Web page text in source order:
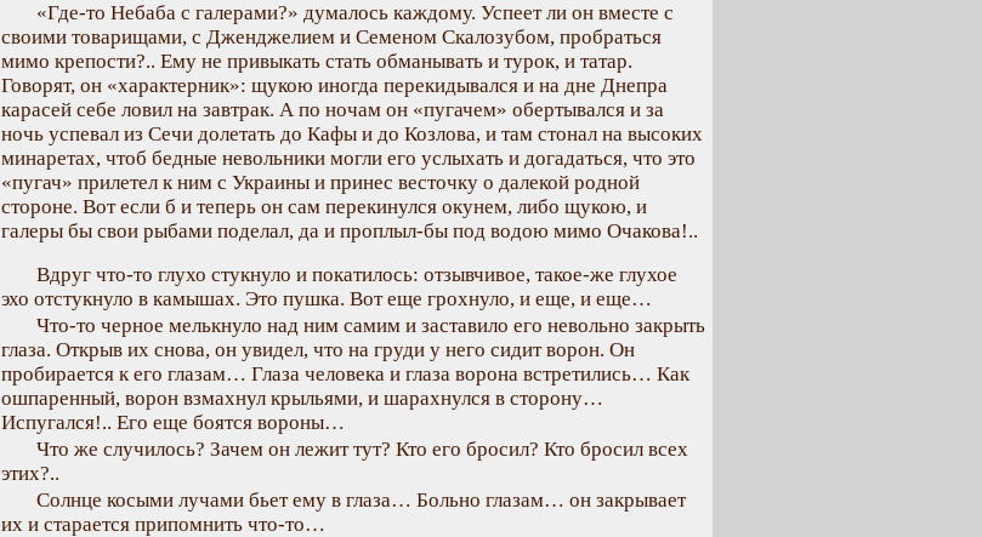
«Где-то Небаба с галерами?» думалось каждому. Успеет ли он вместе с
своими товарищами, с Дженджелием и Семеном Скалозубом, пробраться
мимо крепости?.. Ему не привыкать стать обманывать и турок, и татар.
Говорят, он «характерник»: щукою иногда перекидывался и на дне Днепра
карасей себе ловил на завтрак. А по ночам он «пугачем» обертывался и за
ночь успевал из Сечи долетать до Кафы и до Козлова, и там стонал на высоких
минаретах, чтоб бедные невольники могли его услыхать и догадаться, что это
«пугач» прилетел к ним с Украины и принес весточку о далекой родной
стороне. Вот если б и теперь он сам перекинулся окунем, либо щукою, и
галеры бы свои рыбами поделал, да и проплыл-бы под водою мимо Очакова!..
Вдруг что-то глухо стукнуло и покатилось: отзывчивое, такое-же глухое
эхо отстукнуло в камышах. Это пушка. Вот еще грохнуло, и еще, и еще…
Что-то черное мелькнуло над ним самим и заставило его невольно закрыть
глаза. Открыв их снова, он увидел, что на груди у него сидит ворон. Он
пробирается к его глазам… Глаза человека и глаза ворона встретились… Как
ошпаренный, ворон взмахнул крыльями, и шарахнулся в сторону…
Испугался!.. Его еще боятся вороны…
Что же случилось? Зачем он лежит тут? Кто его бросил? Кто бросил всех
этих?..
Солнце косыми лучами бьет ему в глаза… Больно глазам… он закрывает
их и старается припомнить что-то…